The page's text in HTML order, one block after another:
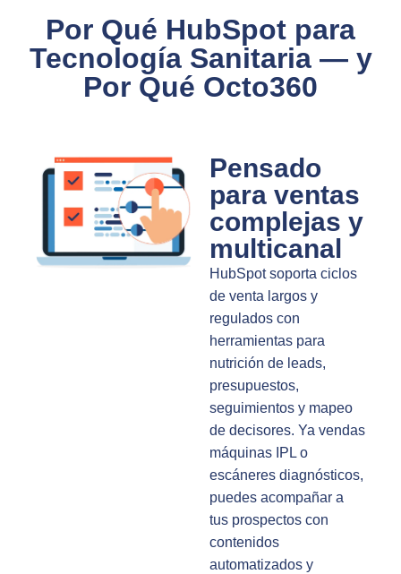
Por Qué HubSpot para
Tecnología Sanitaria — y
Por Qué Octo360
Pensado
para ventas
complejas y
multicanal
HubSpot soporta ciclos
de venta largos y
regulados con
herramientas para
nutrición de leads,
presupuestos,
seguimientos y mapeo
de decisores. Ya vendas
máquinas IPL o
escáneres diagnósticos,
puedes acompañar a
tus prospectos con
contenidos
automatizados y